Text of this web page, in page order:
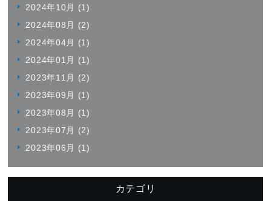
2024年10月 (1)
2024年08月 (2)
2024年04月 (1)
2024年01月 (1)
2023年11月 (2)
2023年09月 (1)
2023年08月 (1)
2023年07月 (2)
2023年06月 (1)
カテゴリ